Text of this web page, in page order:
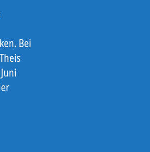
Bei